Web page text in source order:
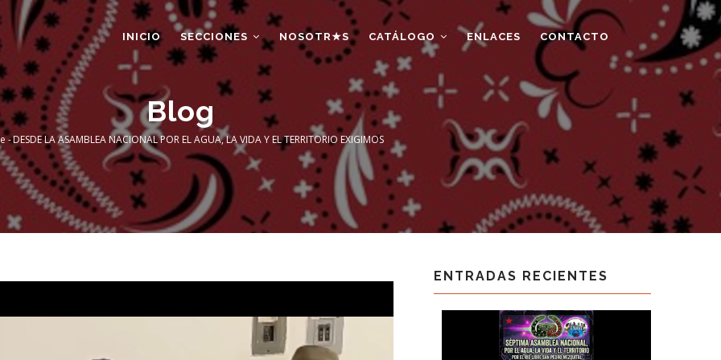
INICIO SECCIONES NOSOTR★S CATÁLOGO ENLACES CONTACTO
Blog
-DESDE LA ASAMBLEA NACIONAL POR EL AGUA, LA VIDA Y EL TERRITORIO EXIGIMOS
ENTRADAS RECIENTES